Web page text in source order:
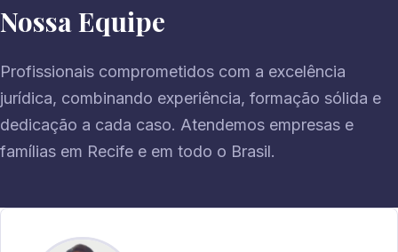
Nossa Equipe
Profissionais comprometidos com a excelência
jurídica, combinando experiência, formação sólida e
dedicação a cada caso. Atendemos empresas e
famílias em Recife e em todo o Brasil.